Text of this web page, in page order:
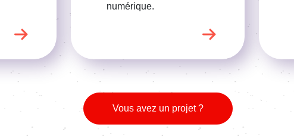
numérique.
Vous avez un projet ?